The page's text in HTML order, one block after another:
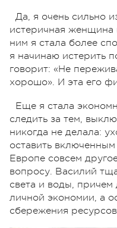
Да, я очень сильно
истеричная женщина
ним я стала более
я начинаю истерить
говорит: «Не
хорошо». И эта его
Еще я стала
следить за тем,
никогда не делала:
оставить
Европе совсем
вопросу. Василий
света и воды, причем
личной экономии, а
сбережения